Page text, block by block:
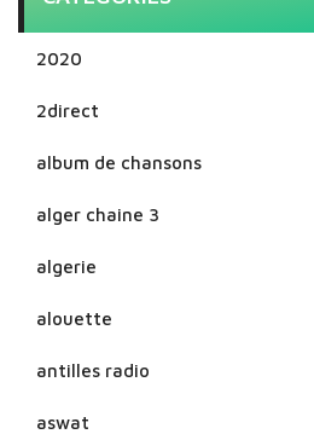
2020
2direct
album de chansons
alger chaine 3
algerie
alouette
antilles radio
aswat